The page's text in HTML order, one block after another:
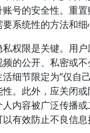
号的安全性。重置
系统性的方法和细
权限是关键。用
的公开、私密或
细节限定为“仅自
。此外，应关闭
内容被广泛传播
有效防止不良信